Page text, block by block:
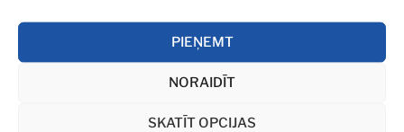
PIEŅEMT
NORAIDĪT
SKATĪT OPCIJAS